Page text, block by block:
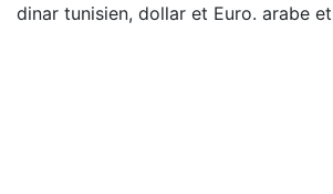
dinar tunisien, dollar et Euro. arabe